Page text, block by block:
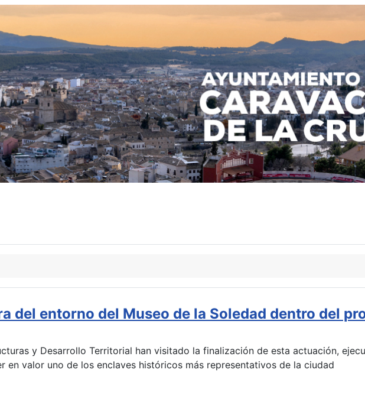
del entorno del Museo de la Soledad dentro del
y Desarrollo Territorial han visitado la finalización de esta actuación,
en valor uno de los enclaves históricos más representativos de la ciudad